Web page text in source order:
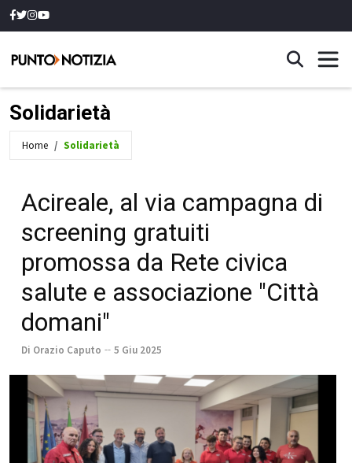
Solidarietà
Home Solidarietà
Acireale, al via campagna di
screening gratuiti
promossa da Rete civica
salute e associazione "Città
domani"
Di Orazio Caputo 5 Giu 2025